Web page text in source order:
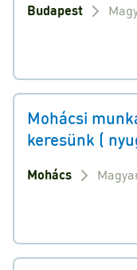
Budapest
Mohácsi
keresünk (
Mohács